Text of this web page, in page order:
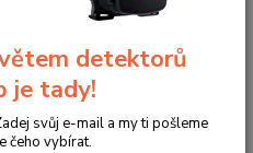
Srt Targets
detektorů
je tady!
svůj e-mail a my ti pošleme
čeho vybírat.